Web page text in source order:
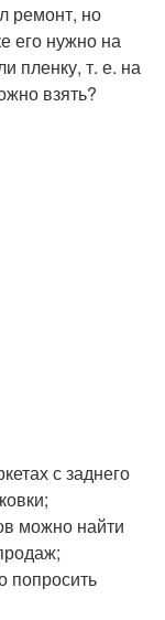
ремонт, но
его нужно на
пленку, т. е. на
взять?
с заднего
можно найти
попросить